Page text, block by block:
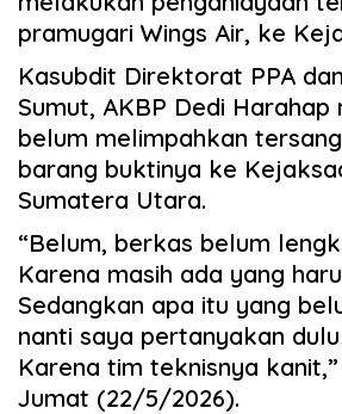
pramugari Wings Air, ke
Kasubdit Direktorat PPA
Sumut, AKBP Dedi
belum melimpahkan
barang buktinya ke
Sumatera Utara.
“Belum, berkas belum
Karena masih ada yang
Sedangkan apa itu yang
nanti saya pertanyakan
Karena tim teknisnya
Jumat (22/5/2026).